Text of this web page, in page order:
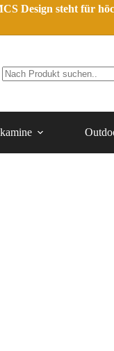
Design steht für